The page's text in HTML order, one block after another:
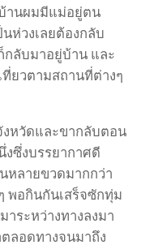
านผมมีแม่อยู่ตน
ห่วงเลยต้องกลับ
ลับมาอยู่บ้าน และ
ยวตามสถานที่ต่างๆ
หวัดและขากลับตอน
งซึ่งบรรยากาศดี
หลายขวดมากกว่า
พอกินกันเสร็จซักทุ่ม
ระหว่างทางลงมา
ลอดทางจนมาถึง